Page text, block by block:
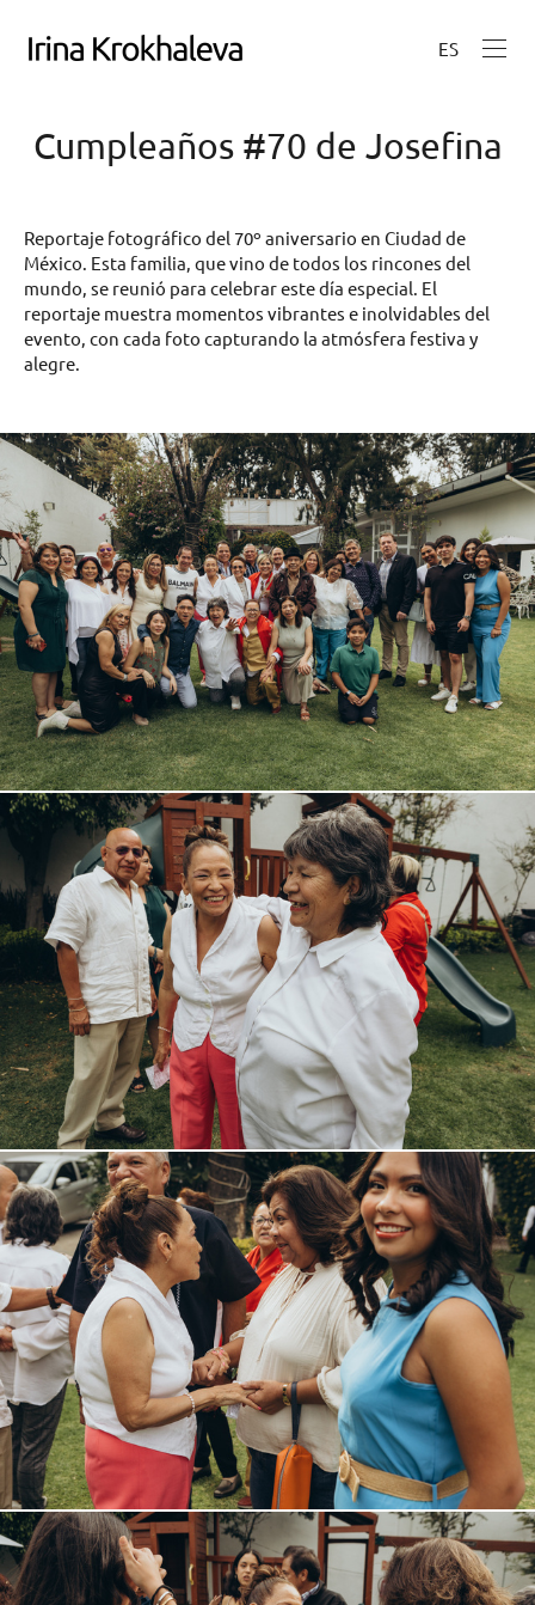
ES
Cumpleaños #70 de Josefina
Reportaje fotográfico del 70º aniversario en Ciudad de
México. Esta familia, que vino de todos los rincones del
mundo, se reunió para celebrar este día especial. El
reportaje muestra momentos vibrantes e inolvidables del
evento, con cada foto capturando la atmósfera festiva y
alegre.